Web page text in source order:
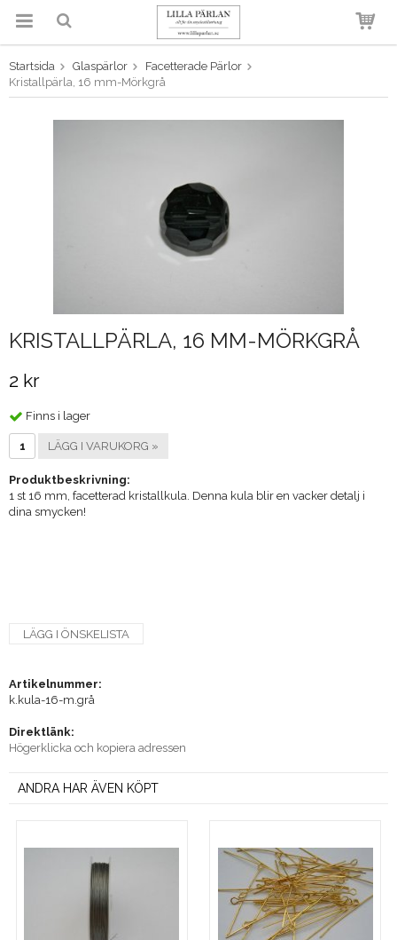
Produkten har blivit tillagd i
Startsida Glaspärlor
Facetterade Pärlor
Kristallpärla, 16 mm-Mörkgrå
KRISTALLPÄRLA, 16 MM-MÖRKGRÅ
2 kr
Finns i lager
LÄGG I VARUKORG »
Produktbeskrivning:
1 st 16 mm, facetterad kristallkula. Denna kula blir en vacker detalj i
dina smycken!
LÄGG I ÖNSKELISTA
Artikelnummer:
k.kula-16-m.grå
Direktlänk:
Högerklicka och kopiera adressen
ANDRA HAR ÄVEN KÖPT